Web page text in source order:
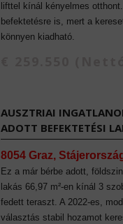
lifttel kínál kényelmes
befektetésre is, mert a
könnyen kiadható.
AUSZTRIAI
ADOTT BEFEKTETÉSI
8054 Graz,
Ez a már bérbe adott,
lakás 66,97 m²-en kínál 3
fedett teraszt. A 2022-es,
választás stabil hozamot